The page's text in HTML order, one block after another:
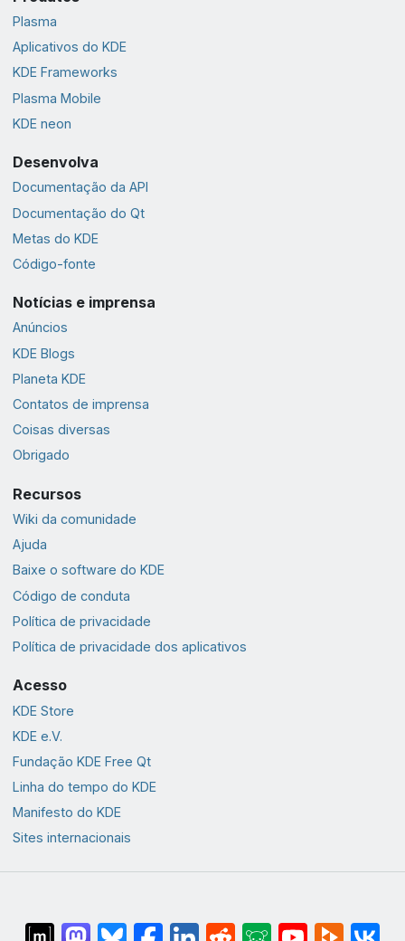
Plasma
Aplicativos do KDE
KDE Frameworks
Plasma Mobile
KDE neon
Desenvolva
Documentação da API
Documentação do Qt
Metas do KDE
Código-fonte
Notícias e imprensa
Anúncios
KDE Blogs
Planeta KDE
Contatos de imprensa
Coisas diversas
Obrigado
Recursos
Wiki da comunidade
Ajuda
Baixe o software do KDE
Código de conduta
Política de privacidade
Política de privacidade dos aplicativos
Acesso
KDE Store
KDE e.V.
Fundação KDE Free Qt
Linha do tempo do KDE
Manifesto do KDE
Sites internacionais